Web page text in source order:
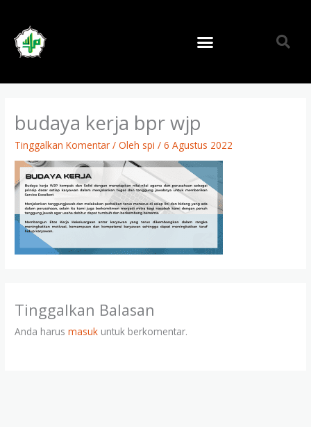
konten
budaya kerja bpr wjp
Tinggalkan Komentar / Oleh spi/6 Agustus 2022
Tinggalkan Balasan
Anda harusmasuk untuk berkomentar.